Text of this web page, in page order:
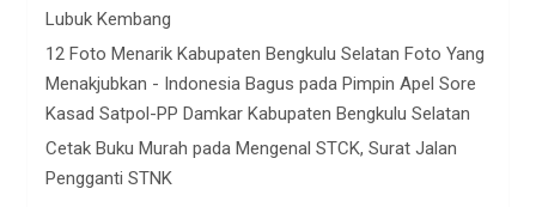
Lubuk Kembang
12 Foto Menarik Kabupaten Bengkulu Selatan Foto Yang
Menakjubkan - Indonesia Bagus pada Pimpin Apel Sore
Kasad Satpol-PP Damkar Kabupaten Bengkulu Selatan
Cetak Buku Murah pada Mengenal STCK, Surat Jalan
Pengganti STNK